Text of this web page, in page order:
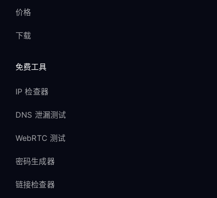
价格
下载
免费工具
IP 检查器
DNS 泄漏测试
WebRTC 测试
密码生成器
链接检查器